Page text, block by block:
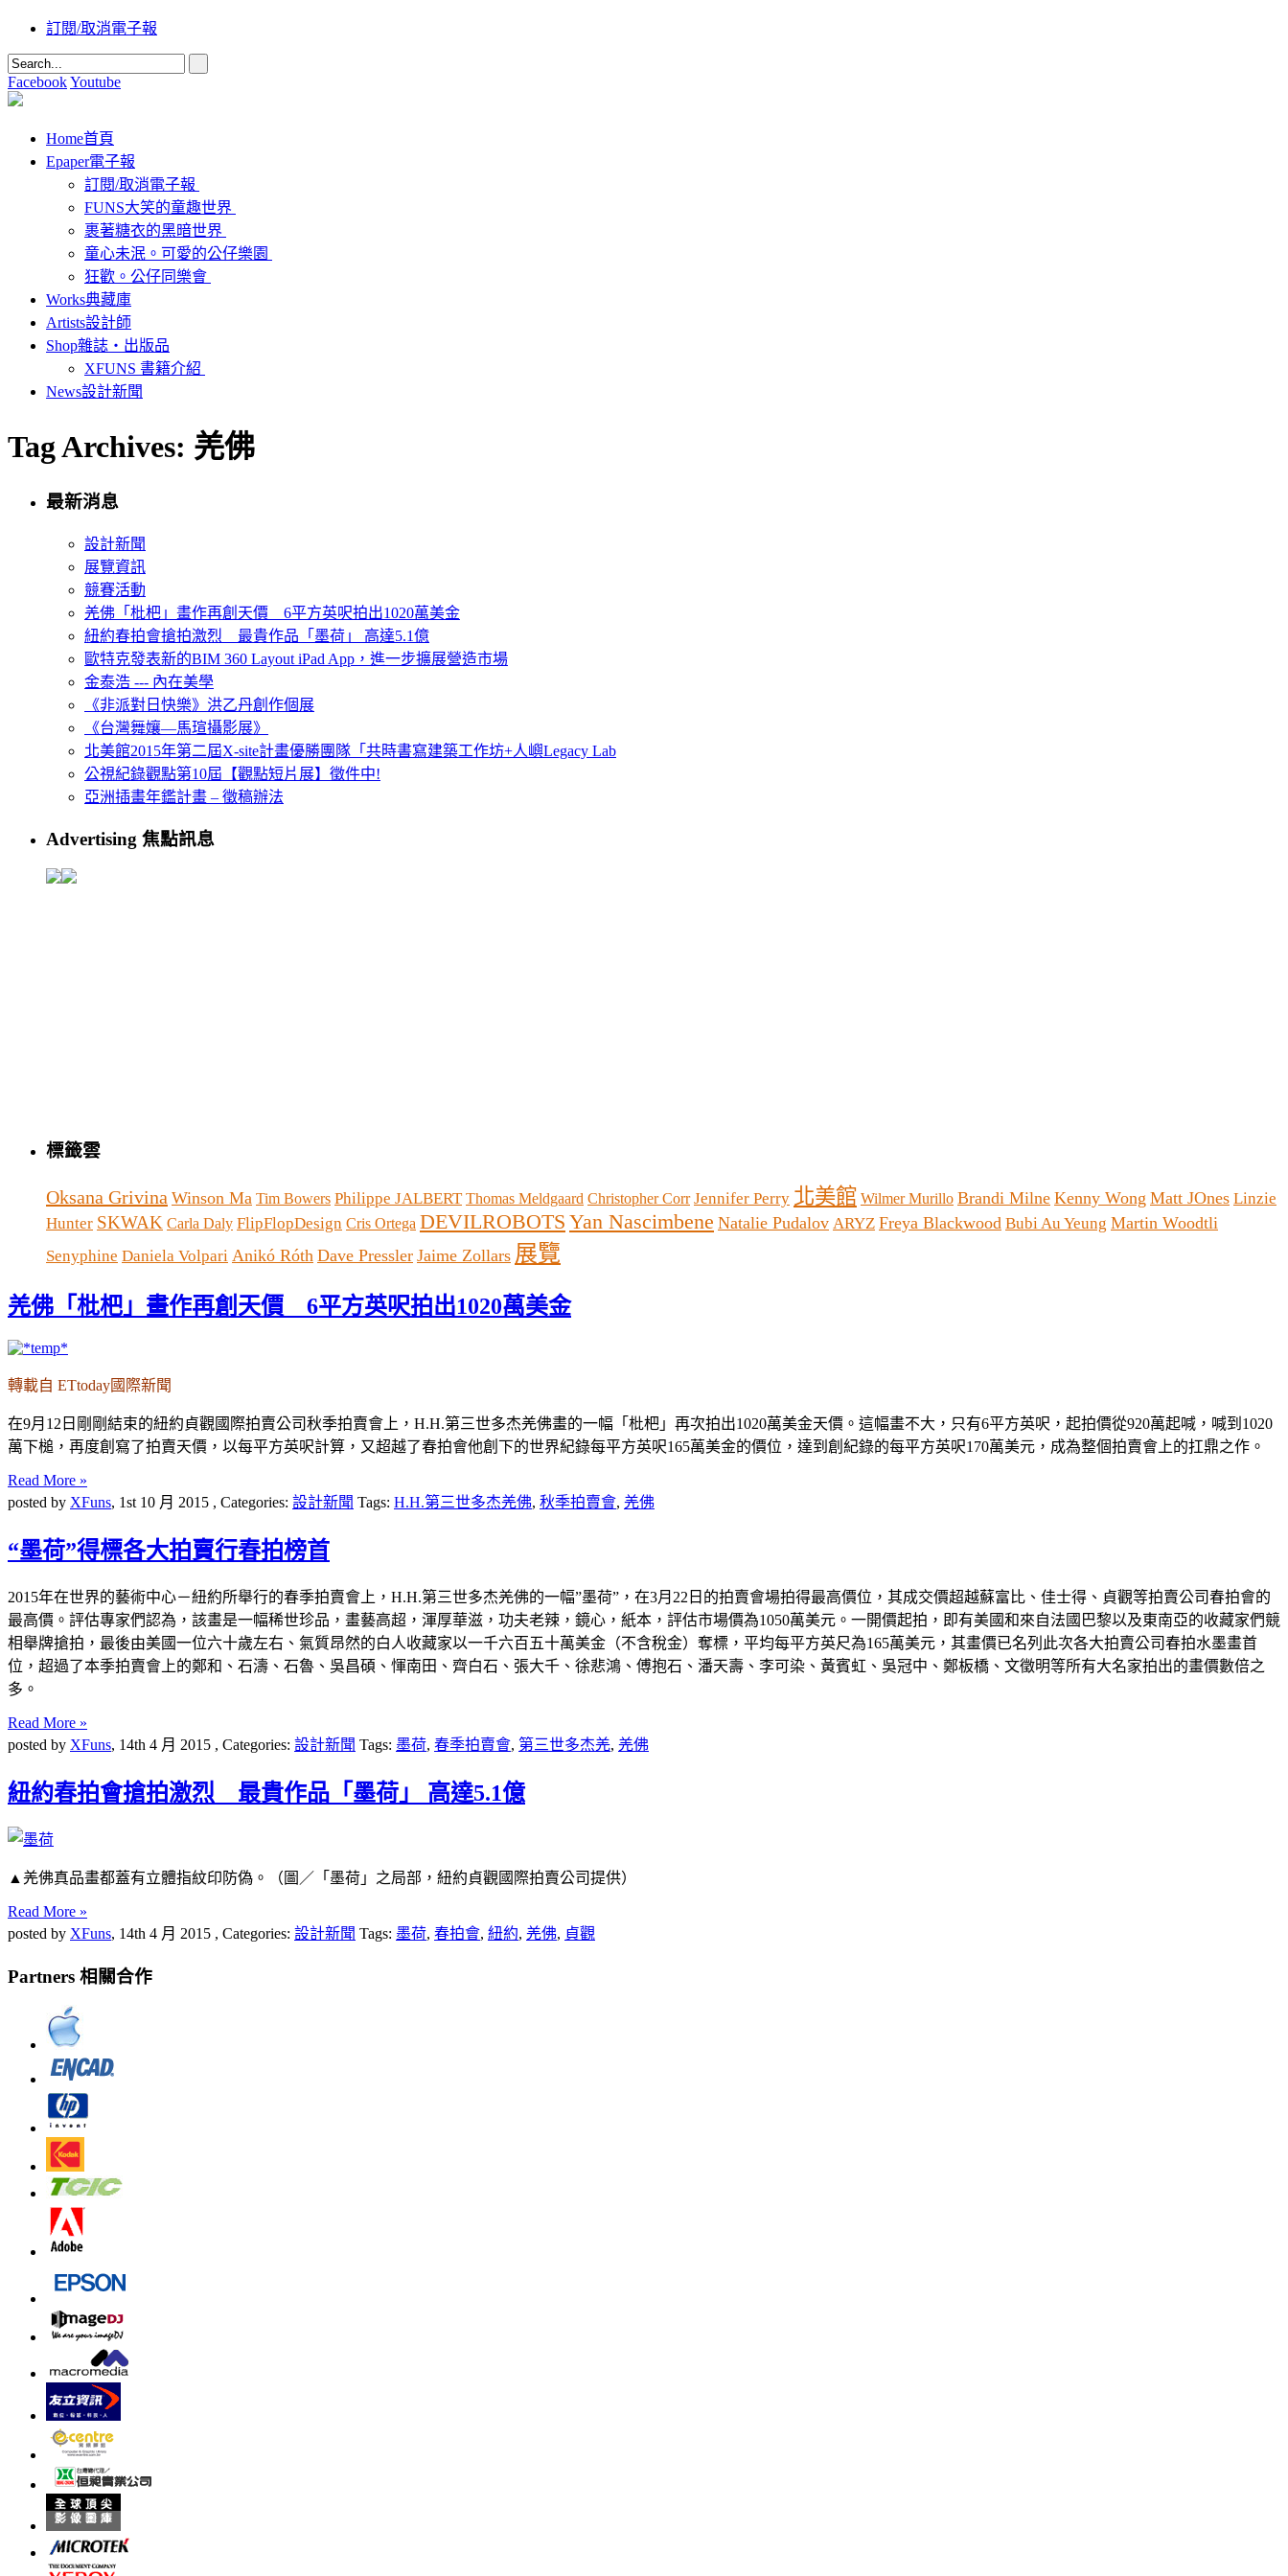
訂閱/取消電子報
FacebookYoutube
Home首頁
Epaper電子報
訂閱/取消電子報
FUNS大笑的童趣世界
裹著糖衣的黑暗世界
童心未泯。可愛的公仔樂園
狂歡。公仔同樂會
Works典藏庫
Artists設計師
Shop雜誌‧出版品
XFUNS 書籍介紹
News設計新聞
Tag Archives: 羌佛
最新消息
設計新聞
展覽資訊
競賽活動
羌佛「枇杷」畫作再創天價 6平方英呎拍出1020萬美金
紐約春拍會搶拍激烈 最貴作品「墨荷」 高達5.1億
歐特克發表新的BIM 360 Layout iPad App，進一步擴展營造市場
金泰浩 --- 內在美學
《非派對日快樂》洪乙丹創作個展
《台灣舞孃—馬瑄攝影展》
北美館2015年第二屆X-site計畫優勝團隊「共時書寫建築工作坊+人嶼Legacy Lab
公視紀錄觀點第10屆【觀點短片展】徵件中!
亞洲插畫年鑑計畫 – 徵稿辦法
Advertising 焦點訊息
標籤雲
Oksana Grivina Winson Ma Tim Bowers Philippe JALBERT Thomas Meldgaard Christopher Corr Jennifer Perry 北美館 Wilmer Murillo Brandi Milne Kenny Wong Matt JOnes Linzie
Hunter SKWAK Carla Daly FlipFlopDesign Cris Ortega DEVILROBOTS Yan Nascimbene Natalie Pudalov ARYZ Freya Blackwood Bubi Au Yeung Martin Woodtli
Senyphine Daniela Volpari Anikó Róth Dave Pressler Jaime Zollars 展覽
羌佛「枇杷」畫作再創天價 6平方英呎拍出1020萬美金
轉載自 ETtoday國際新聞
在9月12日剛剛結束的紐約貞觀國際拍賣公司秋季拍賣會上，H.H.第三世多杰羌佛畫的一幅「枇杷」再次拍出1020萬美金天價。這幅畫不大，只有6平方英呎，起拍價從920萬起喊，喊到1020
萬下槌，再度創寫了拍賣天價，以每平方英呎計算，又超越了春拍會他創下的世界紀錄每平方英呎165萬美金的價位，達到創紀錄的每平方英呎170萬美元，成為整個拍賣會上的扛鼎之作。
Read More »
posted by XFuns, 1st 10 月 2015 , Categories: 設計新聞 Tags: H.H.第三世多杰羌佛, 秋季拍賣會, 羌佛
“墨荷”得標各大拍賣行春拍榜首
2015年在世界的藝術中心－紐約所舉行的春季拍賣會上，H.H.第三世多杰羌佛的一幅”墨荷”，在3月22日的拍賣會場拍得最高價位，其成交價超越蘇富比、佳士得、貞觀等拍賣公司春拍會的
最高價。評估專家們認為，該畫是一幅稀世珍品，畫藝高超，渾厚華滋，功夫老辣，鏡心，紙本，評估市場價為1050萬美元。一開價起拍，即有美國和來自法國巴黎以及東南亞的收藏家們競
相舉牌搶拍，最後由美國一位六十歲左右、氣質昂然的白人收藏家以一千六百五十萬美金（不含稅金）奪標，平均每平方英尺為165萬美元，其畫價已名列此次各大拍賣公司春拍水墨畫首
位，超過了本季拍賣會上的鄭和、石濤、石魯、吳昌碩、惲南田、齊白石、張大千、徐悲鴻、傅抱石、潘天壽、李可染、黃賓虹、吳冠中、鄭板橋、文徵明等所有大名家拍出的畫價數倍之
多。
Read More »
posted by XFuns, 14th 4 月 2015 , Categories: 設計新聞 Tags: 墨荷, 春季拍賣會, 第三世多杰羌, 羌佛
紐約春拍會搶拍激烈 最貴作品「墨荷」 高達5.1億
▲羌佛真品畫都蓋有立體指紋印防偽。（圖／「墨荷」之局部，紐約貞觀國際拍賣公司提供）
Read More »
posted by XFuns, 14th 4 月 2015 , Categories: 設計新聞 Tags: 墨荷, 春拍會, 紐約, 羌佛, 貞觀
Partners 相關合作